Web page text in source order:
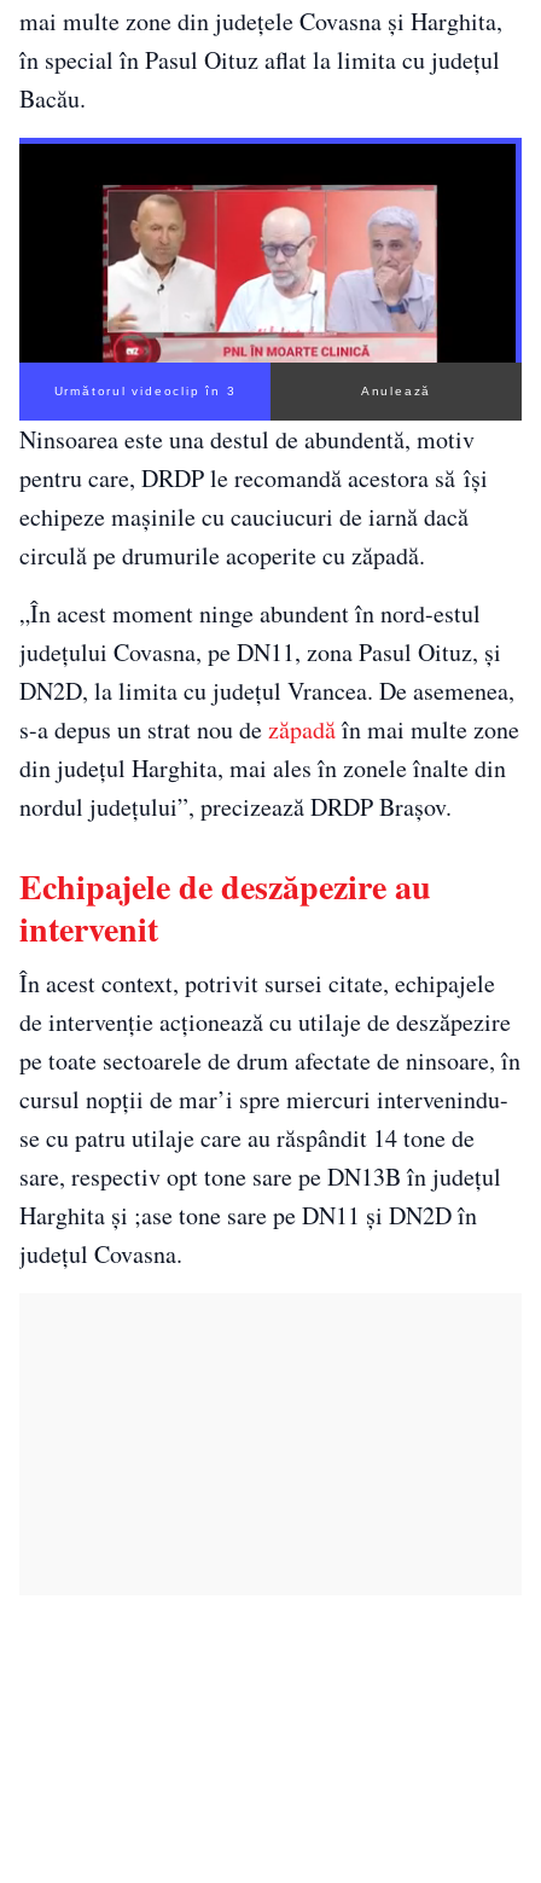
mai multe zone din judeţele Covasna şi Harghita,
în special în Pasul Oituz aflat la limita cu judeţul
Bacău.
Următorul videoclip în 2 Anulează
Ninsoarea este una destul de abundentă, motiv
pentru care, DRDP le recomandă acestora să îşi
echipeze maşinile cu cauciucuri de iarnă dacă
circulă pe drumurile acoperite cu zăpadă.
„În acest moment ninge abundent în nord-estul
judeţului Covasna, pe DN11, zona Pasul Oituz, şi
DN2D, la limita cu judeţul Vrancea. De asemenea,
s-a depus un strat nou dezăpadăîn mai multe zone
din judeţul Harghita, mai ales în zonele înalte din
nordul judeţului”, precizează DRDP Braşov.
Echipajele de deszăpezire au
intervenit
În acest context, potrivit sursei citate, echipajele
de intervenţie acţionează cu utilaje de deszăpezire
pe toate sectoarele de drum afectate de ninsoare, în
cursul nopţii de mar’i spre miercuri intervenindu-
se cu patru utilaje care au răspândit 14 tone de
sare, respectiv opt tone sare pe DN13B în judeţul
Harghita şi ;ase tone sare pe DN11 şi DN2D în
judeţul Covasna.